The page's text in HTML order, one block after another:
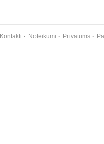
Kontakti Noteikumi Privātums